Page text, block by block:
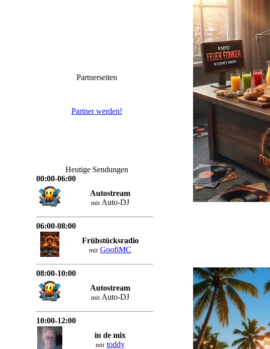
Partnerseiten
Partner werden!
Heutige Sendungen
00:00-06:00
Autostream
mit Auto-DJ
06:00-08:00
Frühstücksradio
mit GoofiMC
08:00-10:00
Autostream
mit Auto-DJ
10:00-12:00
in de mix
mit toddy